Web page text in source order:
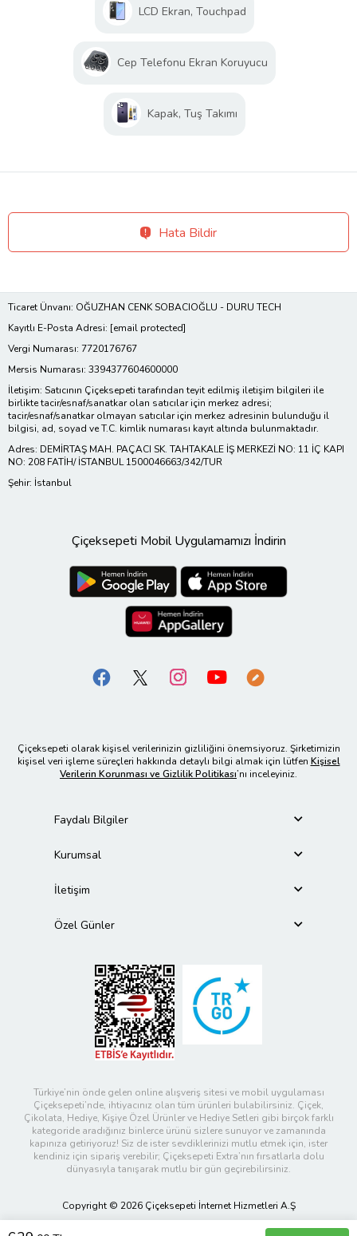
LCD Ekran, Touchpad
Cep Telefonu Ekran Koruyucu
Kapak, Tuş Takımı
Hata Bildir
Ticaret Ünvanı: OĞUZHAN CENK SOBACIOĞLU - DURU TECH
Kayıtlı E-Posta Adresi: [email protected]
Vergi Numarası: 7720176767
Mersis Numarası: 3394377604600000
İletişim: Satıcının Çiçeksepeti tarafından teyit edilmiş iletişim bilgileri ile
birlikte tacir/esnaf/sanatkar olan satıcılar için merkez adresi;
tacir/esnaf/sanatkar olmayan satıcılar için merkez adresinin bulunduğu il
bilgisi, ad, soyad ve T.C. kimlik numarası kayıt altında bulunmaktadır.
Adres: DEMİRTAŞ MAH. PAÇACI SK. TAHTAKALE İŞ MERKEZİ NO: 11 İÇ KAPI
NO: 208 FATİH/ İSTANBUL 1500046663/342/TUR
Şehir: İstanbul
Çiçeksepeti Mobil Uygulamamızı İndirin
Çiçeksepeti olarak kişisel verilerinizin gizliliğini önemsiyoruz. Şirketimizin
kişisel veri işleme süreçleri hakkında detaylı bilgi almak için lütfen Kişisel
Verilerin Korunması ve Gizlilik Politikası’nı inceleyiniz.
Faydalı Bilgiler
Kurumsal
İletişim
Özel Günler
Türkiye’nin önde gelen online alışveriş sitesi ve mobil uygulaması
Çiçeksepeti’nde, ihtiyacınız olan tüm ürünleri bulabilirsiniz. Çiçek,
Çikolata, Hediye, Kişiye Özel Ürünler ve Hediye Setleri gibi birçok farklı
kategoride aradığınız binlerce ürünü sizlere sunuyor ve zamanında
kapınıza getiriyoruz! Siz de ister sevdiklerinizi mutlu etmek için, ister
kendiniz için sipariş verebilir; Çiçeksepeti Extra’nın fırsatlarla dolu
dünyasıyla tanışarak mutlu bir gün geçirebilirsiniz.
Copyright © 2026 Çiçeksepeti İnternet Hizmetleri A.Ş